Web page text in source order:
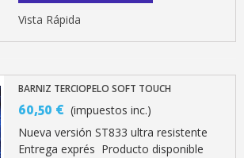
Vista Rápida
BARNIZ TERCIOPELO SOFT TOUCH
60,50 € (impuestos inc.)
Nueva versión ST833 ultra resistente
Entrega exprés Producto disponible